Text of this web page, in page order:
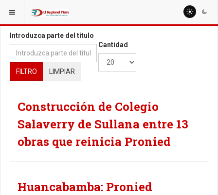
ESTÁ AQUÍ: TAGS
Introduzca parte del título
FILTRO LIMPIAR
Cantidad
Construcción de Colegio
Salaverry de Sullana entre 13
obras que reinicia Pronied
Huancabamba: Pronied